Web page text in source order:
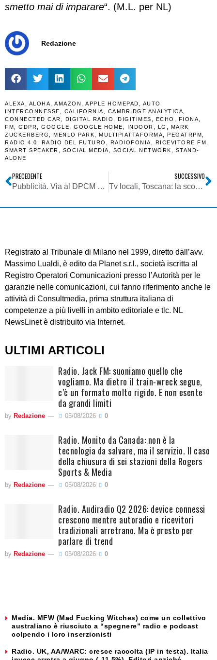
smetto mai di imparare“. (M.L. per NL)
Redazione
ALEXA ALOHA AMAZON APPLE HOMEPAD
AUTO
INTERCONNESSE
CALIFORNIA CAMBRIDGE ANALYTICA
CONNECTED CAR
DIGITAL RADIO DIGITIMES ECHO FIONA
FM
GDPR GOOGLE GOOGLE HOME INDOOR LG
MARK
ZUCKERBERG
MENLO PARK MULTIPIATTAFORMA PEGATRPM
RADIO 4.0
RADIO DEL FUTURO RADIOFONIA RICEVITORE FM
SMART SPEAKER
SOCIAL MEDIA SOCIAL NETWORK
STAND-
ALONE
PRECEDENTE
Pubblicità. Via al DPCM sul credito d’imposta per gli investimenti pubblicitari incrementali su stampa, radio e tv locali
SUCCESSIVO
Tv locali, Toscana: la scomparsa di Gianfranco Duranti, fondatore e da decenni direttore di Teletruria
Registrato al Tribunale di Milano nel 1999, diretto dall’avv.
Massimo Lualdi, è edito da Planet s.r.l., società iscritta al
Registro Operatori Comunicazioni presso l’Autorità per le
garanzie nelle comunicazioni, cui fanno riferimento anche le
attività di Consultmedia, prima struttura italiana di
competenze a più livelli in ambito editoriale e tlc. NL
NewsLinet è distribuito via Internet.
ULTIMI ARTICOLI
Radio. Jack FM: suoniamo quello che
vogliamo. Ma dietro il train-wreck segue,
c’è un formato molto rigido. E non esente
da grandi limiti
by Redazione 05/08/2026 0
Radio. Monito da Canada: non è la
tecnologia da salvare, ma il servizio. Il caso
della chiusura di sei stazioni della Rogers
Sports & Media
by Redazione 05/08/2026 0
Radio. Audiradio Q2 2026: device connessi
crescono mentre autoradio e ricevitori
tradizionali arretrano. Ma è presto per
parlare di trend
by Redazione 05/08/2026 0
Media. MFW (Mad Fucking Witches) come un collettivo
australiano è riusciuto a “spegnere” radio e podcast
colpendo i loro inserzionisti
Radio. UK, AA/WARC: cresce raccolta (IP in testa). Italia